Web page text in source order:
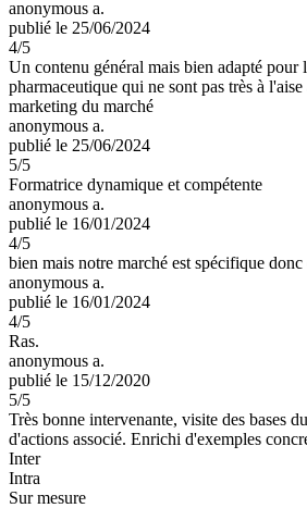
anonymous a.
publié le 25/06/2024
4/5
Un contenu général mais bien adapté pour
pharmaceutique qui ne sont pas très à
marketing du marché
anonymous a.
publié le 25/06/2024
5/5
Formatrice dynamique et compétente
anonymous a.
publié le 16/01/2024
4/5
bien mais notre marché est spécifique
anonymous a.
publié le 16/01/2024
4/5
Ras.
anonymous a.
publié le 15/12/2020
5/5
Très bonne intervenante, visite des bases
d'actions associé. Enrichi d'exemples
Inter
Intra
Sur mesure